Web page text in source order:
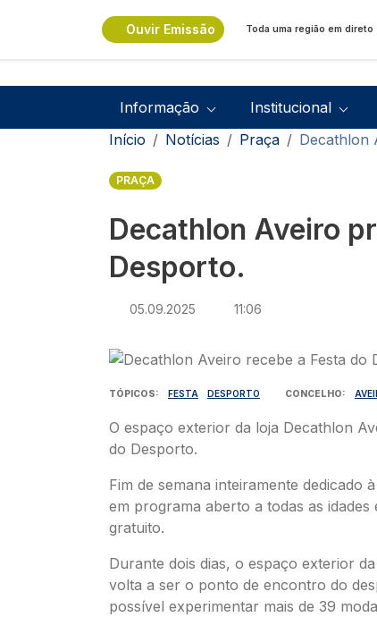
Ouvir Emissão Toda uma região em direto
Navegação principal
Informação Institucional
Navegação estrutural
Início Notícias Praça Decathlon
PRAÇA
Decathlon Aveiro
Desporto.
05.09.2025 11:06
Imagem
TÓPICOS FESTA DESPORTO CONCELHO
O espaço exterior da loja Decathlon
do Desporto.
Fim de semana inteiramente dedicado
em programa aberto a todas as idades
gratuito.
Durante dois dias, o espaço exterior
volta a ser o ponto de encontro do
possível experimentar mais de 39